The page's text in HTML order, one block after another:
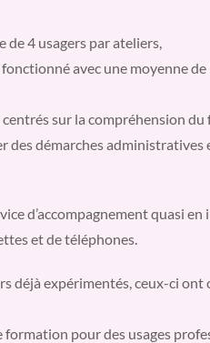
4 usagers par ateliers,
avec une moyenne de
centrés sur la compréhension
des démarches administratives
d’accompagnement quasi en
et de téléphones.
déjà expérimentés, ceux-ci ont
formation pour des usages